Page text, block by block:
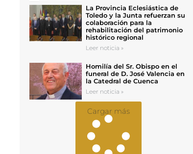
La Provincia Eclesiástica de
Toledo y la Junta refuerzan su
colaboración para la
rehabilitación del patrimonio
histórico regional
Leer noticia »
Homilía del Sr. Obispo en el
funeral de D. José Valencia en
la Catedral de Cuenca
Leer noticia »
Cargar más